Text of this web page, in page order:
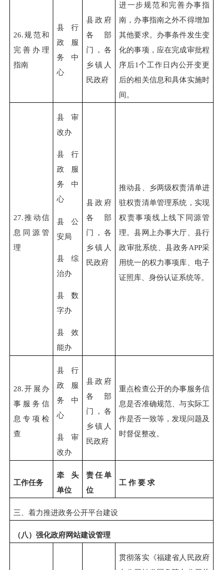
26.规范和
完善办理
指南
县行
政服
务中
心
县政府
各部
门，各
乡镇人
民政府
进一步规范和完善办事指
南，办事指南之外不得增加
其他要求。办事条件发生变
化的事项，应在完成审批程
序后1个工作日内公开变更
后的相关信息和具体实施时
间。
27.推动信
息同源管
理
县审
改办
县行
政服
务中
心
县公
安局
县综
治办
县数
字办
县效
能办
县政府
各部
门，各
乡镇人
民政府
推动县、乡两级权责清单进
驻权责清单管理系统，实现
权责事项线上线下同源管
理。县网上办事大厅、县行
政审批系统、县政务APP采
用统一的权力事项库、电子
证照库、身份认证系统等。
28.开展办
事服务信
息专项检
查
县行
政服
务中
心
县审
改办
县政府
各部
门，各
乡镇人
民政府
重点检查公开的办事服务信
息是否准确规范、与实际工
作是否一致等，发现问题及
时督促整改。
工作任务
牵头
单位
责任单
位
工 作 要 求
三、着力推进政务公开平台建设
（八）强化政府网站建设管理
贯彻落实《福建省人民政府